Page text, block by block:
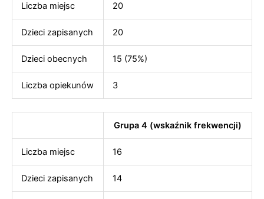
Liczba miejsc 20
Dzieci zapisanych 20
Dzieci obecnych 15 (75%)
Liczba opiekunów 3
Grupa 4 (wskaźnik frekwencji)
Liczba miejsc 16
Dzieci zapisanych 14